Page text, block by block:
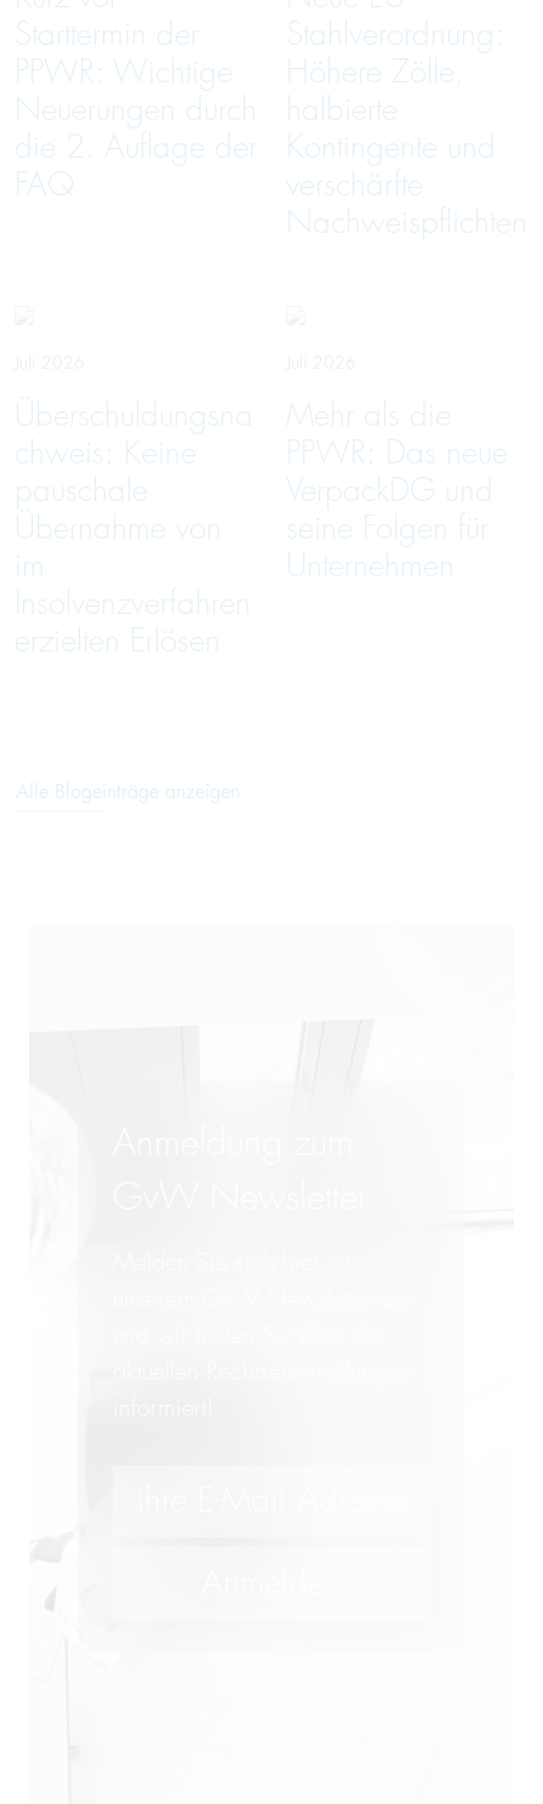
Starttermin der
PPWR: Wichtige
Neuerungen durch
die 2. Auflage der
FAQ
Stahlverordnung:
Höhere Zölle,
halbierte
Kontingente und
verschärfte
Nachweispflichten
Überschuldungsna
chweis: Keine
pauschale
Übernahme von
im
Insolvenzverfahren
erzielten Erlösen
Mehr als die
PPWR: Das neue
VerpackDG und
seine Folgen für
Unternehmen
Alle Blogeinträge anzeigen